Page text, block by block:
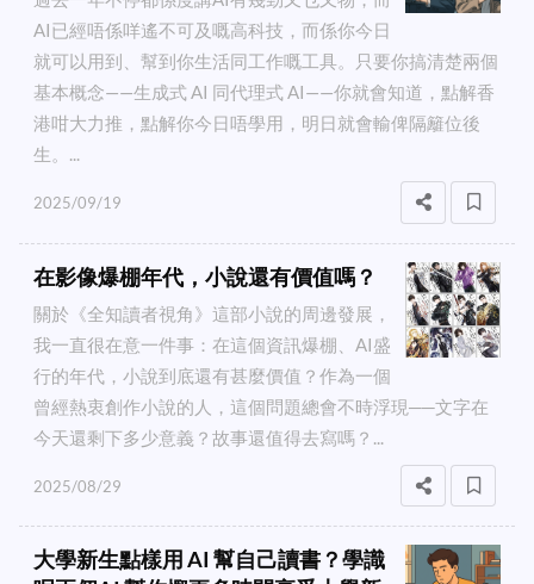
AI已經唔係咩遙不可及嘅高科技，而係你今日
就可以用到、幫到你生活同工作嘅工具。只要你搞清楚兩個
基本概念——生成式 AI 同代理式 AI——你就會知道，點解香
港咁大力推，點解你今日唔學用，明日就會輸俾隔籬位後
生。...
2025/09/19
在影像爆棚年代，小說還有價值嗎？
關於《全知讀者視角》這部小說的周邊發展，
我一直很在意一件事：在這個資訊爆棚、AI盛
行的年代，小說到底還有甚麼價值？作為一個
曾經熱衷創作小說的人，這個問題總會不時浮現──文字在
今天還剩下多少意義？故事還值得去寫嗎？...
2025/08/29
大學新生點樣用 AI 幫自己讀書？學識